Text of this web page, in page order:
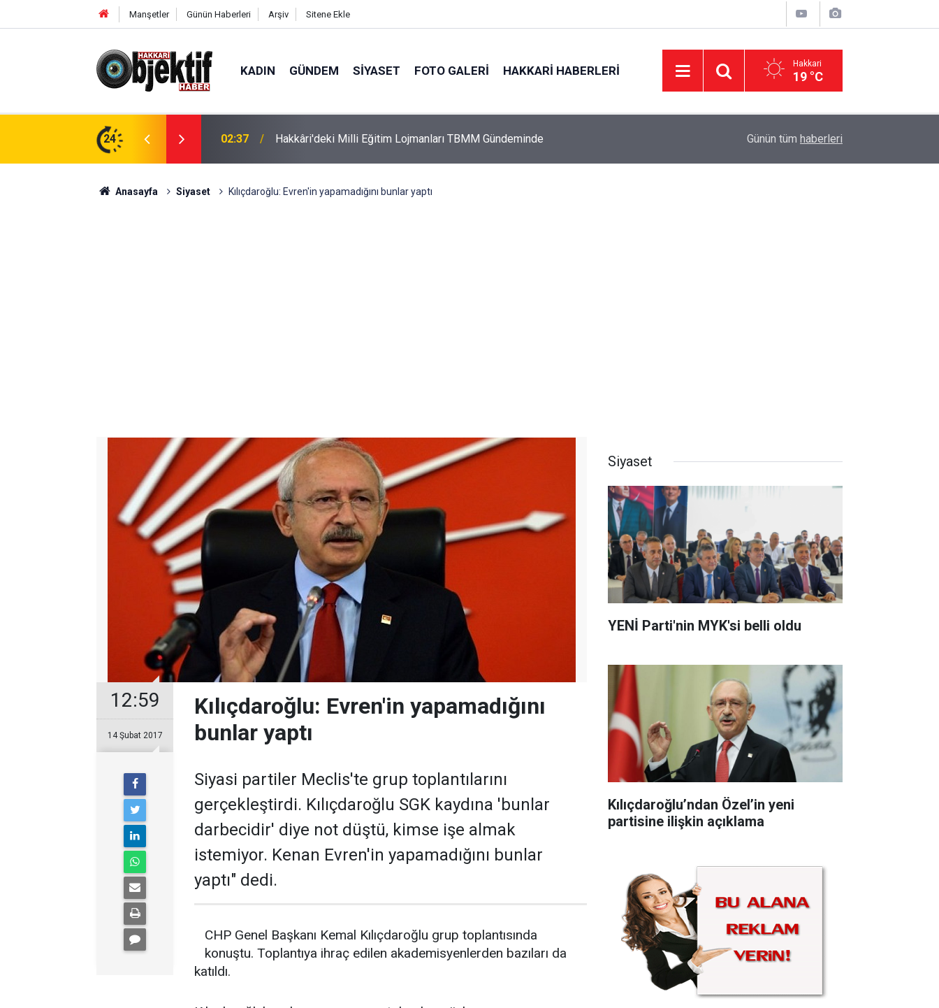
Manşetler Günün Haberleri Arşiv Sitene Ekle
KADIN GÜNDEM SIYASET FOTO GALERI HAKKARI HABERLERI Hakkari
19 °C
24
TBMM Gündeminde 02:23 İsviçre’nin iade ettiği Bahar Yalçınkaya 15 aylık bebeğiyle tutuklandı Hakkari'de 3 dağ keçisi ihale ile öldürülecek
Günün tüm haberleri
Anasayfa Siyaset Kılıçdaroğlu: Evren'in yapamadığını bunlar yaptı
12:59
14 Şubat 2017
Kılıçdaroğlu: Evren'in yapamadığını
bunlar yaptı
Siyasi partiler Meclis'te grup toplantılarını
gerçekleştirdi. Kılıçdaroğlu SGK kaydına 'bunlar
darbecidir' diye not düştü, kimse işe almak
istemiyor. Kenan Evren'in yapamadığını bunlar
yaptı" dedi.
CHP Genel Başkanı Kemal Kılıçdaroğlu grup toplantısında
konuştu. Toplantıya ihraç edilen akademisyenlerden bazıları da
katıldı.
Siyaset
YENİ Parti'nin MYK'si belli oldu
Kılıçdaroğlu’ndan Özel’in yeni
partisine ilişkin açıklama